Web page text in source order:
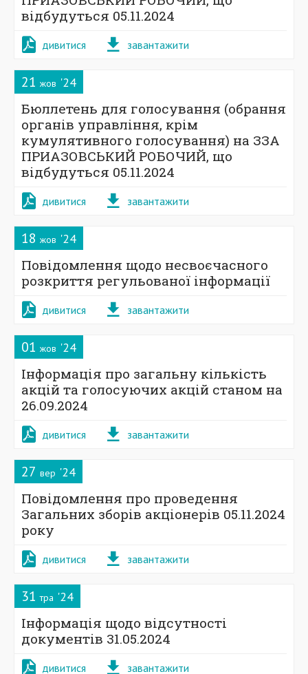
відбудуться 05.11.2024
дивитися завантажити
21 жов '24
Бюллетень для голосування (обрання
органів управління, крім
кумулятивного голосування) на ЗЗА
ПРИАЗОВСЬКИЙ РОБОЧИЙ, що
відбудуться 05.11.2024
дивитися завантажити
18 жов '24
Повідомлення щодо несвоєчасного
розкриття регульованої інформації
дивитися завантажити
01 жов '24
Інформація про загальну кількість
акцій та голосуючих акцій станом на
26.09.2024
дивитися завантажити
27 вер '24
Повідомлення про проведення
Загальних зборів акціонерів 05.11.2024
року
дивитися завантажити
31 тра '24
Інформація щодо відсутності
документів 31.05.2024
дивитися завантажити